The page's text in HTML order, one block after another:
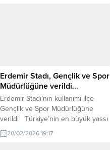
Erdemir Stadı, Gençlik ve Spor
Müdürlüğüne verildi…
Erdemir Stadı’nın kullanımı İlçe
Gençlik ve Spor Müdürlüğüne
verildi Türkiye’nin en büyük yassı
çelik üreticisi Erdemir, kurumsal
sosyal sorumluluk anlayışı
20/02/2026 19:17